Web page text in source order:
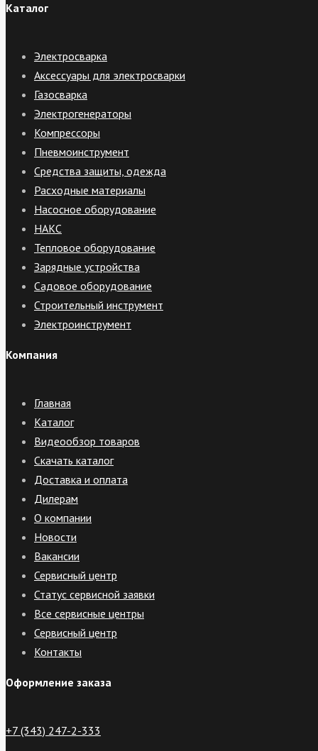
Каталог
Электросварка
Аксессуары для электросварки
Газосварка
Электрогенераторы
Компрессоры
Пневмоинструмент
Средства защиты, одежда
Расходные материалы
Насосное оборудование
НАКС
Тепловое оборудование
Зарядные устройства
Садовое оборудование
Строительный инструмент
Электроинструмент
Компания
Главная
Каталог
Видеообзор товаров
Скачать каталог
Доставка и оплата
Дилерам
О компании
Новости
Вакансии
Сервисный центр
Статус сервисной заявки
Все сервисные центры
Сервисный центр
Контакты
Оформление заказа
+7 (343) 247-2-333